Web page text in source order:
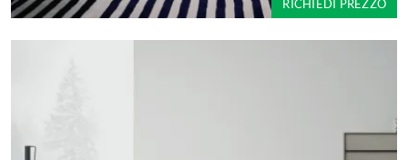
RICHIEDI PREZZO